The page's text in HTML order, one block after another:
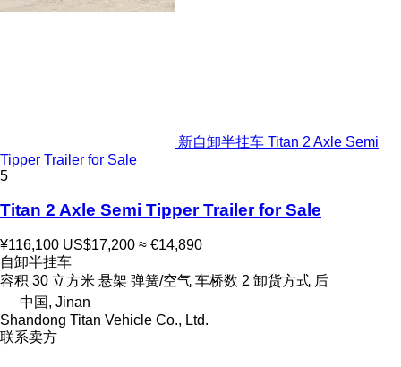
新自卸半挂车 Titan 2 Axle Semi
Tipper Trailer for Sale
5
Titan 2 Axle Semi Tipper Trailer for Sale
¥116,100 US$17,200 ≈ €14,890
自卸半挂车
容积 30 立方米 悬架 弹簧/空气 车桥数 2 卸货方式 后
中国, Jinan
Shandong Titan Vehicle Co., Ltd.
联系卖方